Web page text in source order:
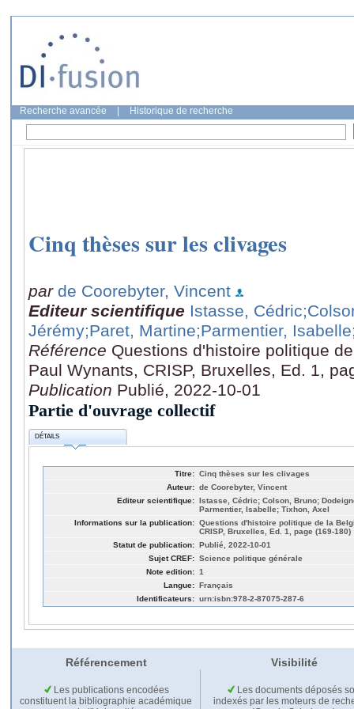
Recherche avancée Historique de recherche
Cinq thèses sur les clivages
par de Coorebyter, Vincent
Editeur scientifique Istasse, Cédric
Jérémy;Paret, Martine;Parmentier, Isabelle
Référence Questions d'histoire politique
Paul Wynants, CRISP, Bruxelles, Ed. 1,
Publication Publié, 2022-10-01
Partie d'ouvrage collectif
DÉTAILS
Titre: Cinq thèses sur les clivages
Auteur: de Coorebyter, Vincent
Editeur scientifique: Istasse, Cédric; Colson, Bruno;
Parmentier, Isabelle; Tixhon, Axel
Informations sur la publication: Questions d'histoire politique de la
CRISP, Bruxelles, Ed. 1, page (169-180)
Statut de publication: Publié, 2022-10-01
Sujet CREF: Science politique générale
Note edition: 1
Langue: Français
Identificateurs: urn:isbn:978-2-87075-287-6
Référencement Visibilité
Les publications encodées
constituent la bibliographie académique
Les documents déposés
indexés par les moteurs de